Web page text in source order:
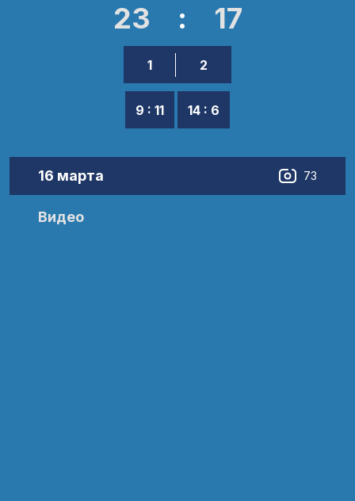
23 : 17
1
9 : 11
2
14 : 6
16 марта 73
Видео